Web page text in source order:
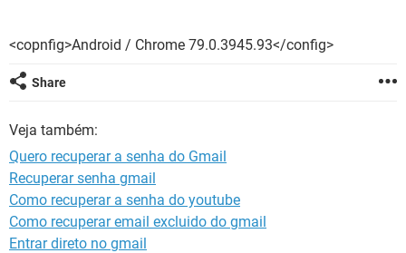
GUIA DE COMPRAS
<copnfig>Android / Chrome 79.0.3945.93</config>
Share
Veja também:
Quero recuperar a senha do Gmail
Recuperar senha gmail
Como recuperar a senha do youtube
Como recuperar email excluido do gmail
Entrar direto no gmail